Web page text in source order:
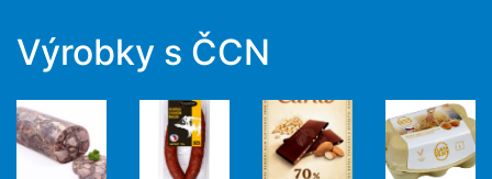
Výrobky s ČCN